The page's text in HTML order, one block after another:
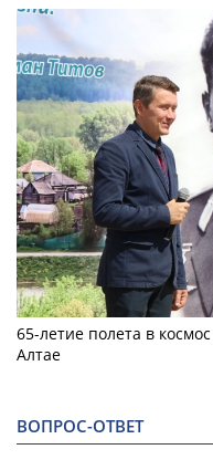
65-летие полета в
Алтае
ВОПРОС-ОТВЕТ